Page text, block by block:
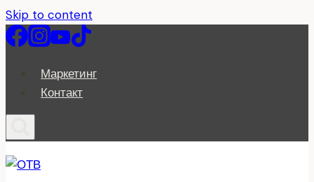
Skip to content
Маркетинг
Контакт